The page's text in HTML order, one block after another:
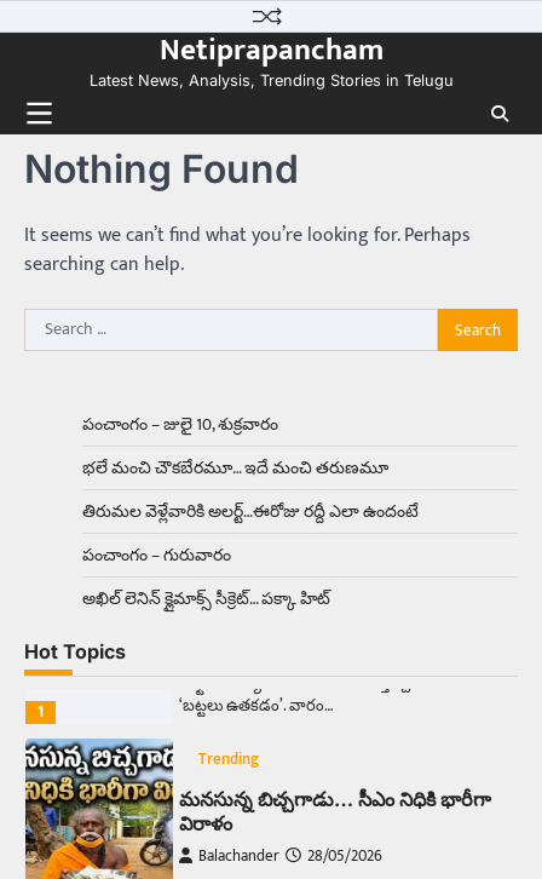
to
Netiprapancham
Latest News, Analysis, Trending Stories in Telugu
Nothing Found
It seems we can’t find what you’re looking for. Perhaps
searching can help.
Search
for:
పంచాంగం – జులై 10, శుక్రవారం
భలే మంచి చౌకబేరమూ… ఇదే మంచి తరుణమూ
తిరుమల వెళ్లేవారికి అలర్ట్‌…ఈరోజు రద్దీ ఎలా ఉందంటే
పంచాంగం – గురువారం
అఖిల్‌ లెనిన్ క్లైమాక్స్‌ సీక్రెట్‌… పక్కా హిట్‌
Hot Topics
కలను నిజం చేసిన కారు ఏదైనా ఉందంటే అది మారుతి
800. ఇప్పుడు…
4
Trending
ఏంది గురూ ఇంత అందంగా ఉన్నాడు…
అమ్మాయిలే కాదు అబ్బాయిలు సైతం
Balachander
అందమైన అమ్మాయిని పుత్తడి బొమ్మఅని లేదా బాపూ
బోమ్మ అని పిలుస్తాం. స్పెయిన్‌ అమ్మాయిలు చాలా
అందంగా ఉంటారనే నానుడి…
Balachander
ఉత్తర ప్రదేశ్‌లోని ఝాన్సీ జిల్లాలో ఒక వింతైన రోడ్డు
ప్రమాదం చోటుచేసుకుంది. ఝాన్సీ–కాన్పూర్ జాతీయ
రహదారిపై వేల సంఖ్యలో బీరు…
1
Trending
అక్కడ ఆదివారం బట్టలు ఉతికితే…జైలుకే
సాఫ్ట్‌వేర్ ఉద్యోగి వరకు అందరికీ గుర్తొచ్చే మొదటి పని
‘బట్టలు ఉతకడం’. వారం…
Trending
మనసున్న బిచ్చగాడు… సీఎం నిధికి భారీగా
విరాళం
Balachander 28/05/2026